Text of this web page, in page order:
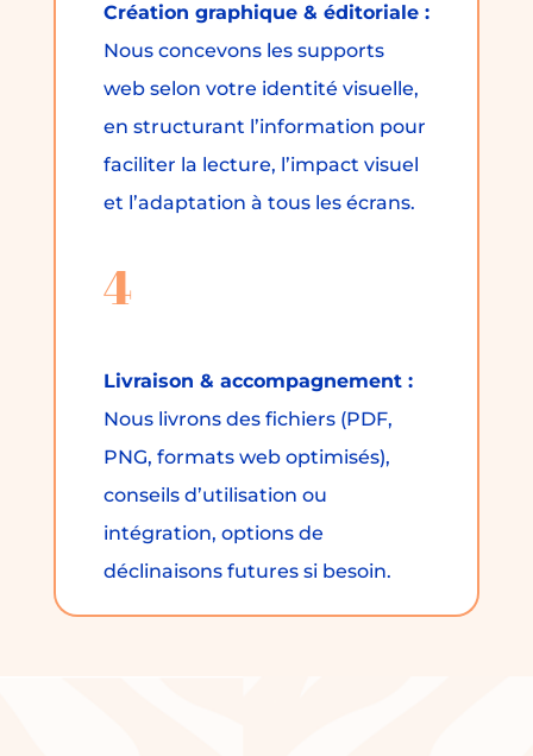
Création graphique & éditoriale :
Nous concevons les supports
web selon votre identité visuelle,
en structurant l’information pour
faciliter la lecture, l’impact visuel
et l’adaptation à tous les écrans.
4
Livraison & accompagnement :
Nous livrons des fichiers (PDF,
PNG, formats web optimisés),
conseils d’utilisation ou
intégration, options de
déclinaisons futures si besoin.